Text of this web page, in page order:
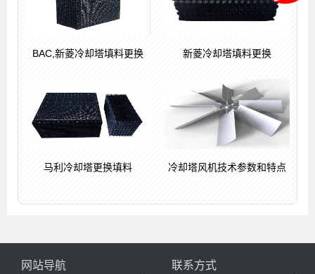
BAC,新菱冷却塔填料更换 新菱冷却塔填料更换
马利冷却塔更换填料 冷却塔风机技术参数和特点
网站导航 联系方式